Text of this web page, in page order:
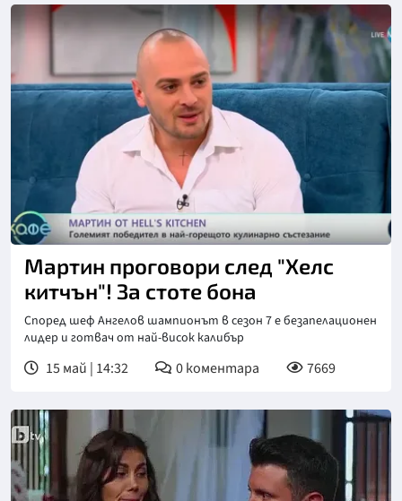
Снимка: NOVA
Мартин проговори след "Хелс
китчън"! За стоте бона
Според шеф Ангелов шампионът в сезон 7 е безапелационен
лидер и готвач от най-висок калибър
15 май | 14:32 0коментара 7669